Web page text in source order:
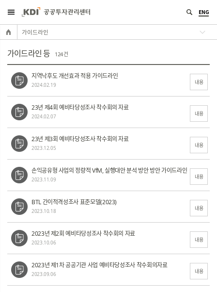
ENG
가이드라인
가이드라인 등 124 건
지역낙후도 개선효과 적용 가이드라인
2024.02.19 내용
23년 제4회 예비타당성조사 착수회의 자료
2024.02.07 내용
23년 제3회 예비타당성조사 착수회의 자료
2023.12.05 내용
손익공유형 사업의 정량적 VfM, 실행대안 분석 방안 방안 가이드라인
2023.11.09 내용
BTL 간이적격성조사 표준모델(2023)
2023.10.18 내용
2023년 제2회 예비타당성조사 착수회의 자료
2023.10.06 내용
2023년 제1차 공공기관 사업 예비타당성조사 착수회의자료
2023.09.06 내용